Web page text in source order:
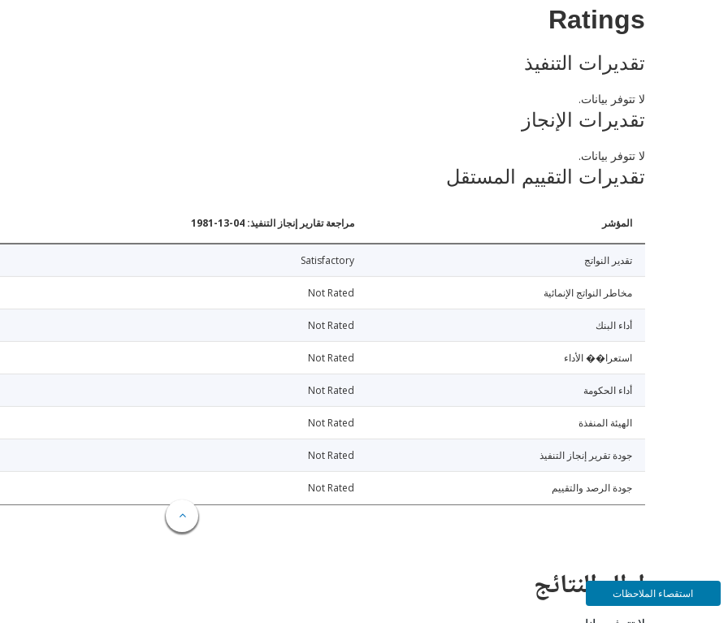
Ratings
تقديرات التنفيذ
لا تتوفر بيانات.
تقديرات الإنجاز
لا تتوفر بيانات.
تقديرات التقييم المستقل
المؤشر مراجعة تقارير إنجاز التنفيذ: 04-13-1981
تقدير النواتج Satisfactory
مخاطر النواتج الإنمائية Not Rated
أداء البنك Not Rated
استعرا�� الأداء Not Rated
أداء الحكومة Not Rated
الهيئة المنفذة Not Rated
جودة تقرير إنجاز التنفيذ Not Rated
جودة الرصد والتقييم Not Rated
إطار النتائجاستقصاء الملاحظات